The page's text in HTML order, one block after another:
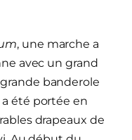
, une marche a
avec un grand
banderole
a été portée en
drapeaux de